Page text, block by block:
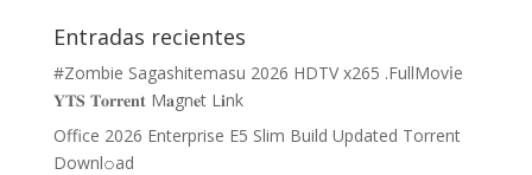
Entradas recientes
#Zombie Sagashitemasu 2026 HDTV x265 .FullMov𝗂e
𝐘𝐓𝐒 𝐓𝐨𝐫𝐫𝐞𝐧𝐭 M𝐚gn𝐞t L𝐢nk
Office 2026 Enterprise E5 Slim Build Updated Torrent
Downl𝚘аd